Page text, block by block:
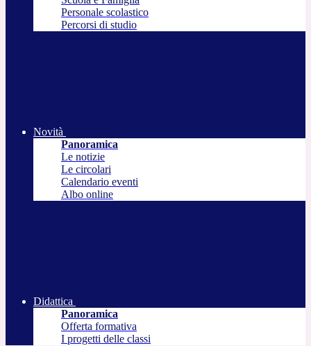
Personale scolastico
Percorsi di studio
Novità
Panoramica
Le notizie
Le circolari
Calendario eventi
Albo online
Didattica
Panoramica
Offerta formativa
I progetti delle classi